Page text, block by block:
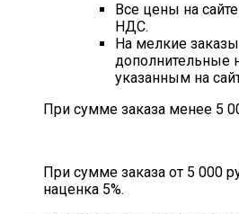
Все цены на
НДС.
На мелкие
дополнительные
указанным на
При сумме заказа менее 5
При сумме заказа от 5 000
наценка 5%.